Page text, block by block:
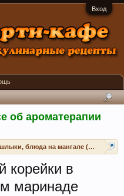
Вход
об ароматерапии
блюда на мангале (открытом
корейки в
маринаде